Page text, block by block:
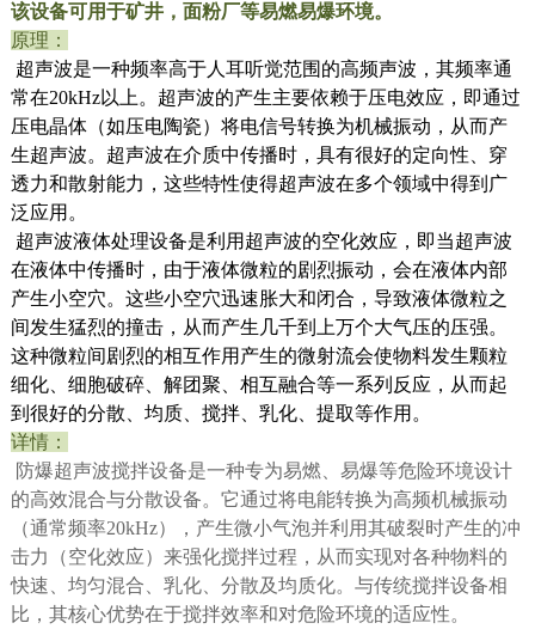
该设备可用于矿井，面粉厂等易燃易爆环境。
原理：
超声波是一种频率高于人耳听觉范围的高频声波，其频率通
常在20kHz以上。超声波的产生主要依赖于压电效应，即通过
压电晶体（如压电陶瓷）将电信号转换为机械振动，从而产
生超声波。超声波在介质中传播时，具有很好的定向性、穿
透力和散射能力，这些特性使得超声波在多个领域中得到广
泛应用。
超声波液体处理设备是利用超声波的空化效应，即当超声波
在液体中传播时，由于液体微粒的剧烈振动，会在液体内部
产生小空穴。这些小空穴迅速胀大和闭合，导致液体微粒之
间发生猛烈的撞击，从而产生几千到上万个大气压的压强。
这种微粒间剧烈的相互作用产生的微射流会使物料发生颗粒
细化、细胞破碎、解团聚、相互融合等一系列反应，从而起
到很好的分散、均质、搅拌、乳化、提取等作用。
详情：
防爆超声波搅拌设备是一种专为易燃、易爆等危险环境设计
的高效混合与分散设备。它通过将电能转换为高频机械振动
（通常频率20kHz），产生微小气泡并利用其破裂时产生的冲
击力（空化效应）来强化搅拌过程，从而实现对各种物料的
快速、均匀混合、乳化、分散及均质化。与传统搅拌设备相
比，其核心优势在于搅拌效率和对危险环境的适应性。